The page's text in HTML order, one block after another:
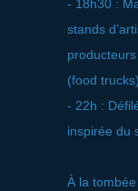
- 18h30 :
stands
(food trucks)
- 22h :
inspirée du
À la